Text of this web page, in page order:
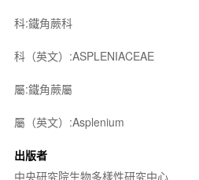
科:鐵角蕨科
科（英文）:ASPLENIACEAE
屬:鐵角蕨屬
屬（英文）:Asplenium
出版者
中央研究院生物多樣性研究中心